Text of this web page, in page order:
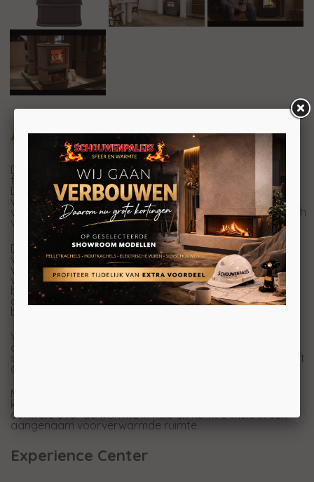
Altech Nobles Depot Hybride-e
De Noblès Depot Hybride-e bewijst dat compact
formaat en slimme technologie uitstekend samengaan.
Deze compacte speksteenkachel is bij uitstek geschikt
voor goed geïsoleerde woningen en combineert de
voordelen van houtstook met de flexibiliteit van elektrisch
verwarmen.
De kachel heeft een vermogen van 2 tot 6 kW en is
voorzien van een ingebouwd elektrisch
verwarmingselement van 1 kW. Hierdoor kunt u
verwarmen op hout, elektriciteit of een combinatie van
beide warmtebronnen. Zo geniet u altijd van de
aangename infraroodwarmte waar speksteen om
bekend staat, afgestemd op uw wensen en situatie.
Voor een stijlvolle en verzorgde afwerking wordt de
onderzijde van het depot afgesloten met extra
speksteen . Dit zorgt voor een nette uitstraling die perfect
aansluit bij het karakter van de kachel.
Met de meegeleverde thermostaat en app bedient u de
kachel eenvoudig via uw smartphone. Zo heeft u altijd
controle over de warmte in huis en komt u thuis in een
aangenaam voorverwarmde ruimte.
Experience Center